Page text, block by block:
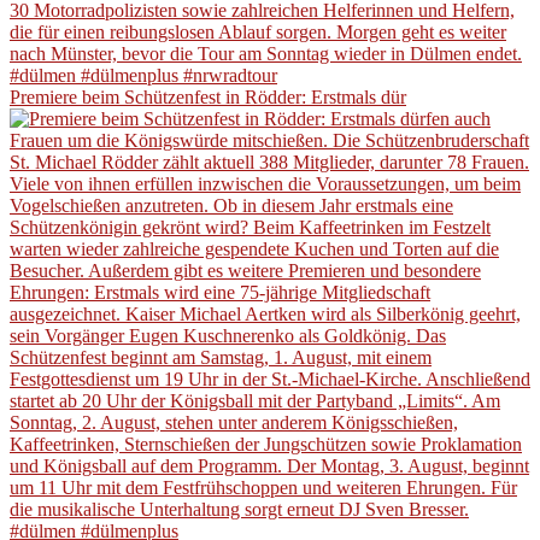
Premiere beim Schützenfest in Rödder: Erstmals dür